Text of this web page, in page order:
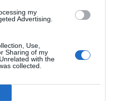
my
Advertising.
Use,
Sharing of my
with the
collected.
per portion:
,Uppdaterat: 2024-07-26